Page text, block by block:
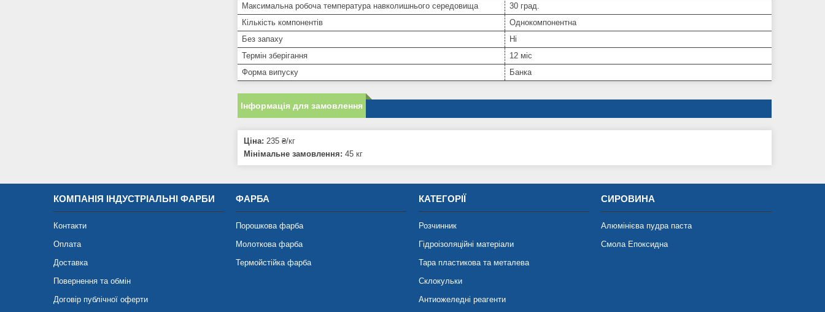
Максимальна робоча температура навколишнього середовища
30 град.
Кількість компонентів
Однокомпонентна
Без запаху
Ні
Термін зберігання
12 міс
Форма випуску
Банка
Інформація для замовлення
Ціна: 235 ₴/кг
Мінімальне замовлення: 45 кг
КОМПАНІЯ ІНДУСТРІАЛЬНІ ФАРБИ
Контакти
Оплата
Доставка
Повернення та обмін
Договір публічної оферти
ФАРБА
Порошкова фарба
Молоткова фарба
Термойстійка фарба
КАТЕГОРІЇ
Розчинник
Гідроізоляційні матеріали
Тара пластикова та металева
Склокульки
Антиожеледні реагенти
СИРОВИНА
Алюмінієва пудра паста
Смола Епоксидна